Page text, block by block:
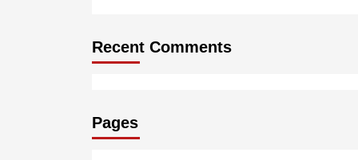
Recent Comments
Pages